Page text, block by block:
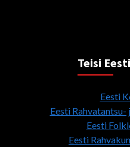
Teisi
Eesti
Eesti Rahvatantsu-
Eesti
Eesti